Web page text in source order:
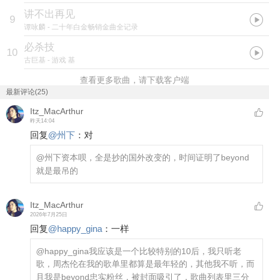
9 讲不出再见
谭咏麟 - 二十年白金畅销金曲全记录
10 必杀技
古巨基 - 游戏 基
查看更多歌曲，请下载客户端
最新评论(25)
Itz_MacArthur
昨天14:04
回复@州下 ： 对
@州下资本呗，全是抄的国外改变的，时间证明了beyond
就是最吊的
Itz_MacArthur
2026年7月25日
回复@happy_gina ： 一样
@happy_gina我应该是一个比较特别的10后，我只听老
歌，周杰伦在我的歌单里都算是最年轻的，其他我不听，而
且我是beyond忠实粉丝，被封面吸引了，歌曲列表里三分